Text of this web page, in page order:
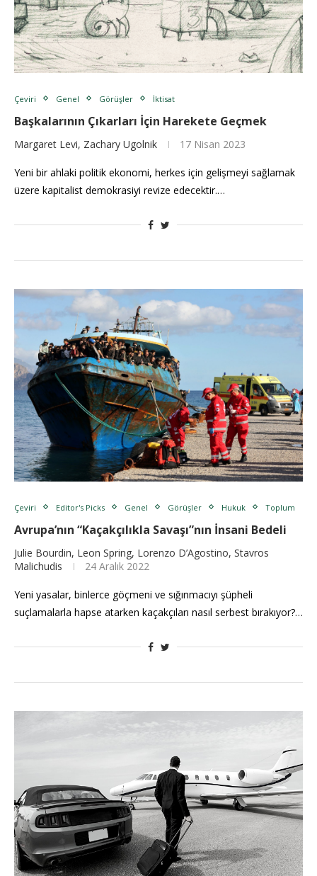
Çeviri Genel Görüşler İktisat
Başkalarının Çıkarları İçin Harekete Geçmek
Margaret Levi, Zachary Ugolnik 17 Nisan 2023
Yeni bir ahlaki politik ekonomi, herkes için gelişmeyi sağlamak
üzere kapitalist demokrasiyi revize edecektir.…
Çeviri Editor's Picks Genel Görüşler Hukuk Toplum
Avrupa’nın “Kaçakçılıkla Savaşı”nın İnsani Bedeli
Julie Bourdin, Leon Spring, Lorenzo D’Agostino, Stavros
Malichudis
24 Aralık 2022
Yeni yasalar, binlerce göçmeni ve sığınmacıyı şüpheli
suçlamalarla hapse atarken kaçakçıları nasıl serbest bırakıyor?…